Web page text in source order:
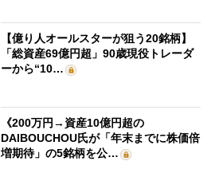
【億り人オールスターが狙う20銘柄】
「総資産69億円超」90歳現役トレーダ
ーから“10…
《200万円→資産10億円超の
DAIBOUCHOU氏が「年末までに株価倍
増期待」の5銘柄を公…